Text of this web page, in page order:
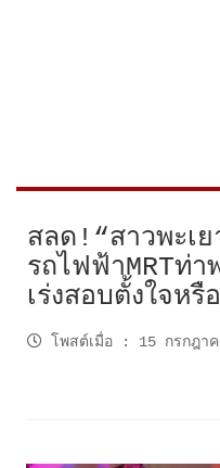
สลด!“สาวพะเ
รถไฟฟ้าMRTท่า
เร่งสอบตั้งใจห
โพสต์เมื่อ : 15 กรกฎา